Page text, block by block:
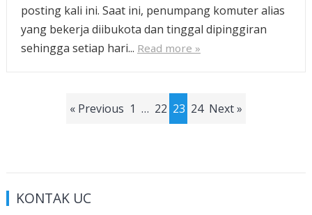
posting kali ini. Saat ini, penumpang komuter alias
yang bekerja diibukota dan tinggal dipinggiran
sehingga setiap hari... Read more »
« Previous 1 … 22 23 24 Next »
KONTAK UC